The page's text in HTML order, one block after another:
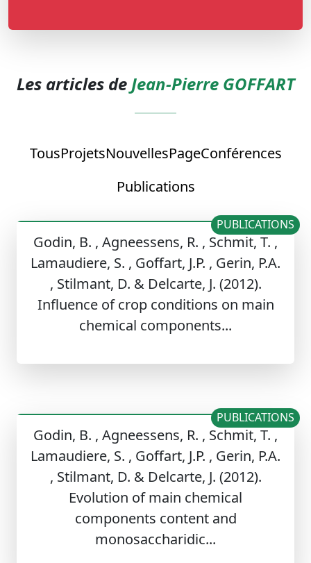
Les articles de Jean-Pierre GOFFART
TousProjetsNouvellesPageConférences
Publications
Godin, B. , Agneessens, R. , Schmit, T. ,
Lamaudiere, S. , Goffart, J.P. , Gerin, P.A.
, Stilmant, D. & Delcarte, J. (2012).
Influence of crop conditions on main
chemical components...
PUBLICATIONS
Godin, B. , Agneessens, R. , Schmit, T. ,
Lamaudiere, S. , Goffart, J.P. , Gerin, P.A.
, Stilmant, D. & Delcarte, J. (2012).
Evolution of main chemical
components content and
monosaccharidic...
PUBLICATIONS